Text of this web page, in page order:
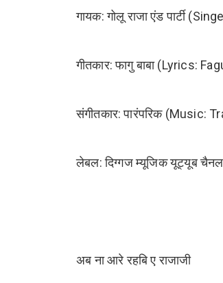
गायक: गोलू राजा एंड पार्टी
गीतकार: फागु बाबा (Lyrics:
संगीतकार: पारंपरिक (Music:
लेबल: दिग्गज म्यूजिक यूट्यूब
अब ना आरे रहबि ए राजाजी